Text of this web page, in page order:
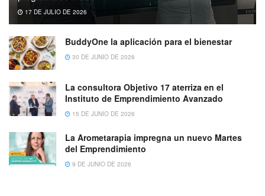
17 DE JULIO DE 2026
BuddyOne la aplicación para el bienestar
30 DE JUNIO DE 2026
La consultora Objetivo 17 aterriza en el
Instituto de Emprendimiento Avanzado
15 DE JUNIO DE 2026
La Arometarapia impregna un nuevo Martes
del Emprendimiento
9 DE JUNIO DE 2026